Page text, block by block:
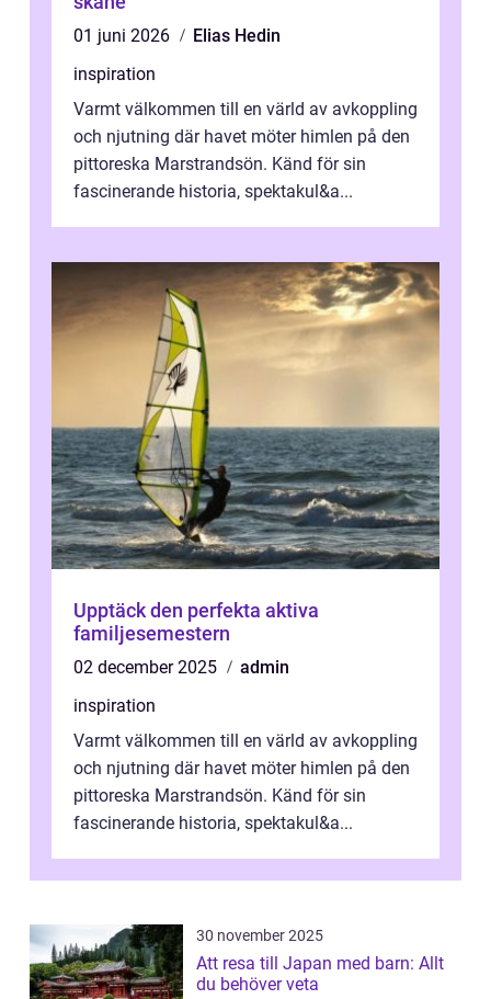
01 juni 2026
Elias Hedin
inspiration
Varmt välkommen till en värld av avkoppling
och njutning där havet möter himlen på den
pittoreska Marstrandsön. Känd för sin
fascinerande historia, spektakul&a...
Upptäck den perfekta aktiva
familjesemestern
02 december 2025
admin
inspiration
Varmt välkommen till en värld av avkoppling
och njutning där havet möter himlen på den
pittoreska Marstrandsön. Känd för sin
fascinerande historia, spektakul&a...
30 november 2025
Att resa till Japan med barn: Allt
du behöver veta